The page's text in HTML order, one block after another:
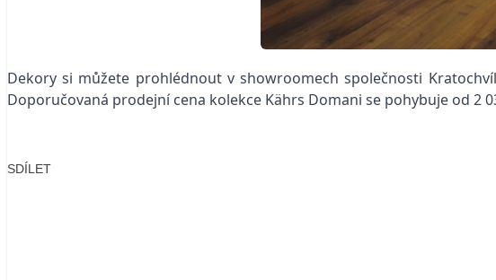
Dekory si můžete prohlédnout v showroomech společnosti
Doporučovaná prodejní cena kolekce Kährs Domani se pohybuje od 2
SDÍLET